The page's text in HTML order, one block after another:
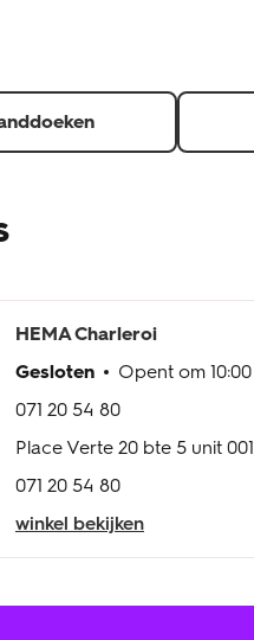
HEMACharleroi
Gesloten
Opent om 10:00
071 20 54 80
Place Verte 20 bte 5 unit 001
071 20 54 80
winkel bekijken